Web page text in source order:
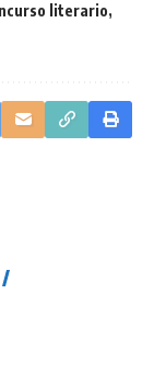
literario